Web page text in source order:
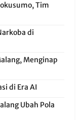
Tim
di
Menginap
di Era AI
Ubah Pola